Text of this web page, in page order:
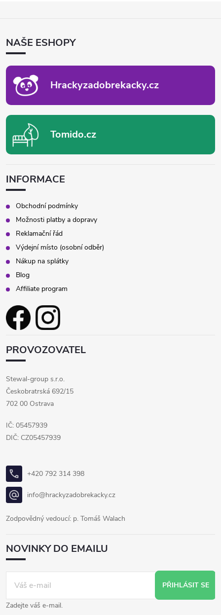
ANAŠE ESHOPY
Hrackyzadobrekacky.cz
Tomido.cz
INFORMACE
Obchodní podmínky
Možnosti platby a dopravy
Reklamační řád
Výdejní místo (osobní odběr)
Nákup na splátky
Blog
Affiliate program
PROVOZOVATEL
Stewal-group s.r.o.
Českobratrská 692/15
702 00 Ostrava
IČ: 05457939
DIČ: CZ05457939
+420 792 314 398
info@hrackyzadobrekacky.cz
Zodpovědný vedoucí: p. Tomáš Walach
NOVINKY DO EMAILU
PŘIHLÁSIT SE
Zadejte váš e-mail.